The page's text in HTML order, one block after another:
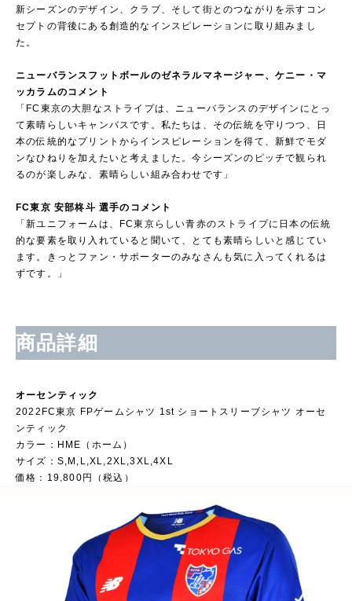
新シーズンのデザイン、クラブ、そして街とのつながりを示すコン
セプトの背後にある創造的なインスピレーションに取り組みまし
た。
ニューバランスフットボールのゼネラルマネージャー、ケニー・マ
ッカラムのコメント
「FC東京の大胆なストライプは、ニューバランスのデザインにとっ
て素晴らしいキャンバスです。私たちは、その伝統を守りつつ、日
本の伝統的なプリントからインスピレーションを得て、新鮮でモダ
ンなひねりを加えたいと考えました。今シーズンのピッチで観られ
るのが楽しみな、素晴らしい組み合わせです」
FC東京 安部柊斗 選手のコメント
「新ユニフォームは、FC東京らしい青赤のストライプに日本の伝統
的な要素を取り入れていると聞いて、とても素晴らしいと感じてい
ます。きっとファン・サポーターのみなさんも気に入ってくれるは
ずです。」
商品詳細
オーセンティック
2022FC東京 FPゲームシャツ 1st ショートスリーブシャツ オーセ
ンティック
カラー：HME（ホーム）
サイズ：S,M,L,XL,2XL,3XL,4XL
価格：19,800円（税込）